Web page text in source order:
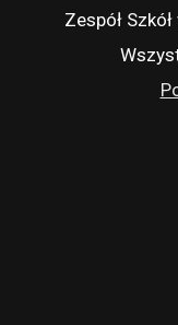
Zespół